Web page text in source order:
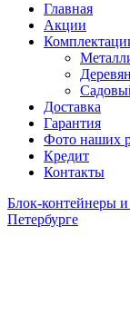
Главная
Акции
Доставка
Гарантия
Фото наших
Кредит
Контакты
Блок-контейнеры
Петербурге